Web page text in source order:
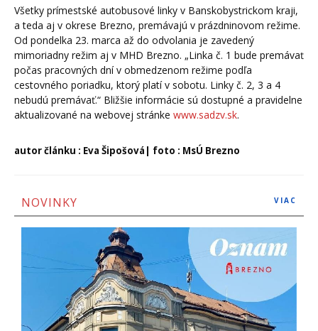
Všetky prímestské autobusové linky v Banskobystrickom kraji,
a teda aj v okrese Brezno, premávajú v prázdninovom režime.
Od pondelka 23. marca až do odvolania je zavedený
mimoriadny režim aj v MHD Brezno. „Linka č. 1 bude premávať
počas pracovných dní v obmedzenom režime podľa
cestovného poriadku, ktorý platí v sobotu. Linky č. 2, 3 a 4
nebudú premávať.“ Bližšie informácie sú dostupné a pravidelne
aktualizované na webovej stránke www.sadzv.sk.
autor článku : Eva Šipošová| foto : MsÚ Brezno
NOVINKY VIAC